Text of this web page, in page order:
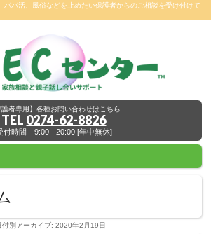
パパ活、風俗などを止めたい保護者からのご相談を受け付けて
護者専用】各種お問い合わせはこちら
TEL 0274-62-8826
付時間 9:00 - 20:00 [年中無休]
付別アーカイブ: 2020年2月19日